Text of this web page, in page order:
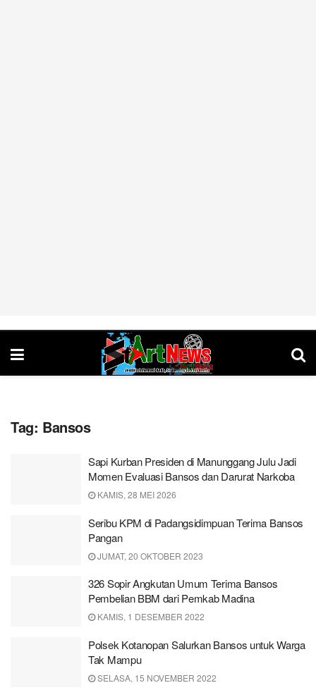
Tag: Bansos
Sapi Kurban Presiden di Manunggang Julu Jadi
Momen Evaluasi Bansos dan Darurat Narkoba
KAMIS, 28 MEI 2026
Seribu KPM di Padangsidimpuan Terima Bansos
Pangan
JUMAT, 20 OKTOBER 2023
326 Sopir Angkutan Umum Terima Bansos
Pembelian BBM dari Pemkab Madina
KAMIS, 1 DESEMBER 2022
Polsek Kotanopan Salurkan Bansos untuk Warga
Tak Mampu
SELASA, 15 NOVEMBER 2022